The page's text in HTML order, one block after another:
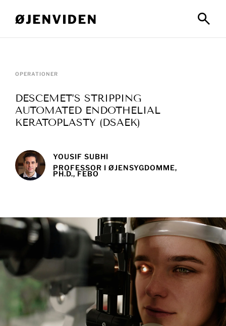
OPERATIONER
DESCEMET’S STRIPPING
AUTOMATED ENDOTHELIAL
KERATOPLASTY (DSAEK)
YOUSIF SUBHI
PROFESSOR I ØJENSYGDOMME,
PH.D., FEBO